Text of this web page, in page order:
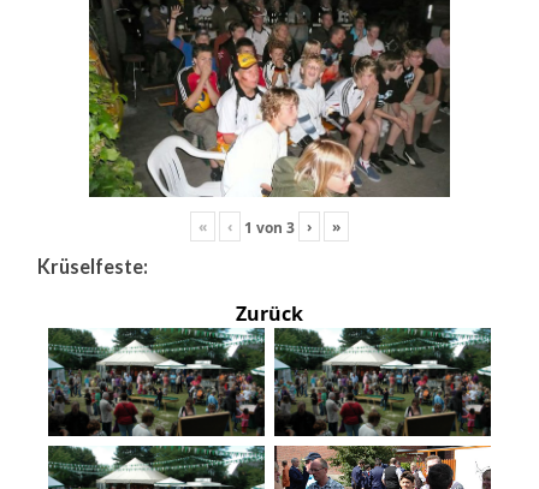
« ‹ 1 von 3 › »
Krüselfeste:
Zurück